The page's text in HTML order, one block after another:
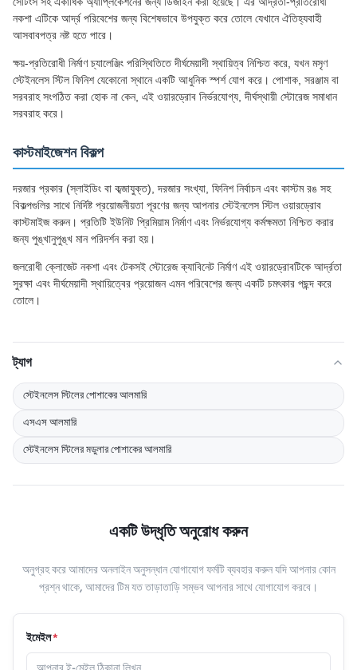
নকশা এটিকে আর্দ্র পরিবেশের জন্য বিশেষভাবে উপযুক্ত করে তোলে যেখানে ঐতিহ্যবাহী
আসবাবপত্র নষ্ট হতে পারে।
ক্ষয়-প্রতিরোধী নির্মাণ চ্যালেঞ্জিং পরিস্থিতিতে দীর্ঘমেয়াদী স্থায়িত্ব নিশ্চিত করে, যখন মসৃণ
স্টেইনলেস স্টিল ফিনিশ যেকোনো স্থানে একটি আধুনিক স্পর্শ যোগ করে। পোশাক, সরঞ্জাম বা
সরবরাহ সংগঠিত করা হোক না কেন, এই ওয়ারড্রোব নির্ভরযোগ্য, দীর্ঘস্থায়ী স্টোরেজ সমাধান
সরবরাহ করে।
কাস্টমাইজেশন বিকল্প
দরজার প্রকার (স্লাইডিং বা কব্জাযুক্ত), দরজার সংখ্যা, ফিনিশ নির্বাচন এবং কাস্টম রঙ সহ
বিকল্পগুলির সাথে নির্দিষ্ট প্রয়োজনীয়তা পূরণের জন্য আপনার স্টেইনলেস স্টিল ওয়ারড্রোব
কাস্টমাইজ করুন। প্রতিটি ইউনিট প্রিমিয়াম নির্মাণ এবং নির্ভরযোগ্য কর্মক্ষমতা নিশ্চিত করার
জন্য পুঙ্খানুপুঙ্খ মান পরিদর্শন করা হয়।
জলরোধী ক্লোজেট নকশা এবং টেকসই স্টোরেজ ক্যাবিনেট নির্মাণ এই ওয়ারড্রোবটিকে আর্দ্রতা
সুরক্ষা এবং দীর্ঘমেয়াদী স্থায়িত্বের প্রয়োজন এমন পরিবেশের জন্য একটি চমৎকার পছন্দ করে
তোলে।
ট্যাগ
স্টেইনলেস স্টিলের পোশাকের আলমারি
এসএস আলমারি
স্টেইনলেস স্টিলের মডুলার পোশাকের আলমারি
একটি উদ্ধৃতি অনুরোধ করুন
অনুগ্রহ করে আমাদের অনলাইন অনুসন্ধান যোগাযোগ ফর্মটি ব্যবহার করুন যদি আপনার কোন
প্রশ্ন থাকে, আমাদের টিম যত তাড়াতাড়ি সম্ভব আপনার সাথে যোগাযোগ করবে।
ইমেইল*